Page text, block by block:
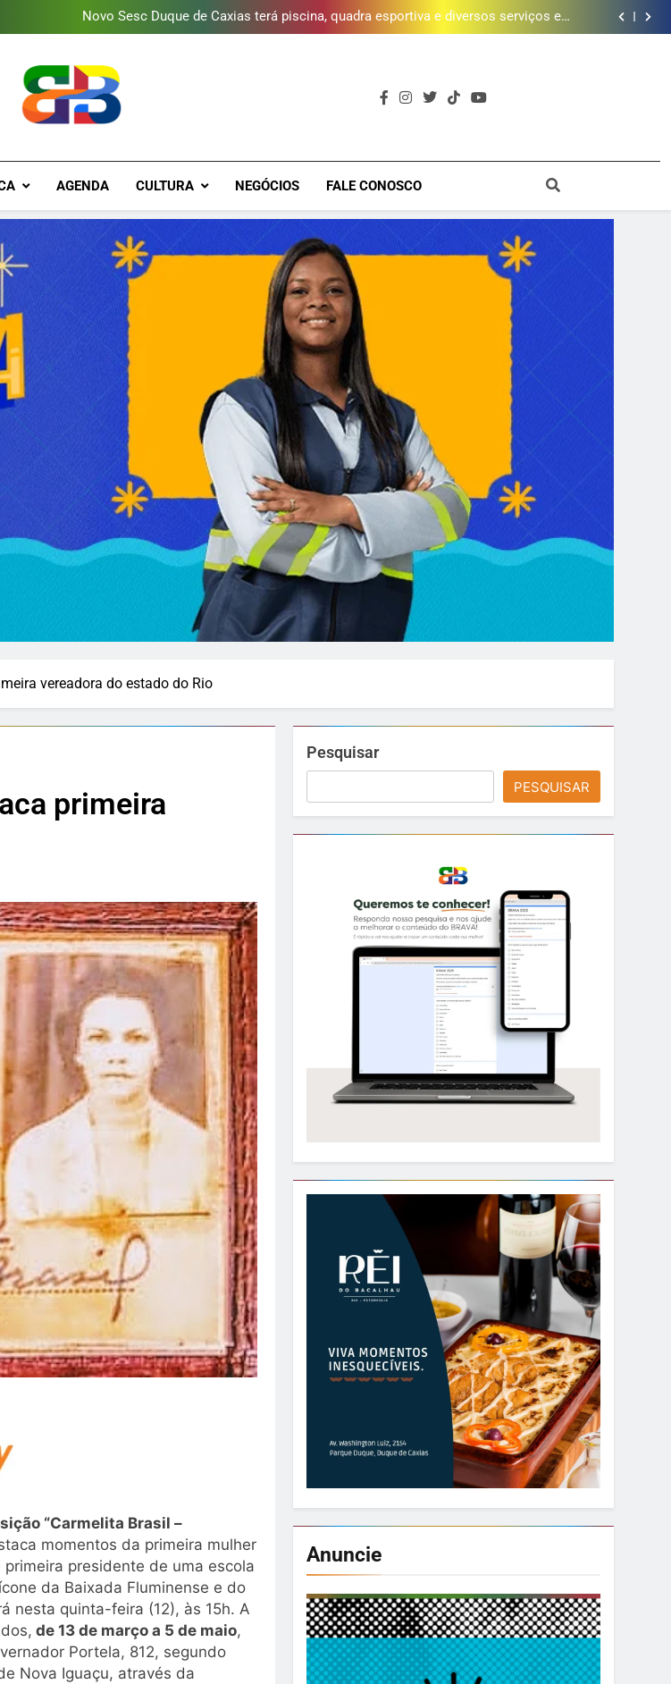
meio a infraestrutura sustentável
Vendaval atinge Escola Fábrica dos Atores, referência cultural da Baixada, e
mobiliza campanha para reconstrução
Gomeia Galpão Criativo abre inscrições para Escola Livre de Artes da Baixada
Novo Sesc Duque de Caxias terá piscina, quadra esportiva e diversos serviços em
mobiliza campanha para reconstrução
Gomeia Galpão Criativo abre inscrições para Escola Livre de Artes da Baixada
Brava Baixada
AGENDA CULTURA NEGÓCIOS FALE CONOSCO
vereadora do estado do Rio
primeira
“Carmelita Brasil –
momentos da primeira mulher
presidente de uma escola
da Baixada Fluminense e do
nesta quinta-feira (12), às 15h. A
de 13 de março a 5 de maio,
Portela, 812, segundo
Nova Iguaçu, através da
Pesquisar
PESQUISAR
Anuncie